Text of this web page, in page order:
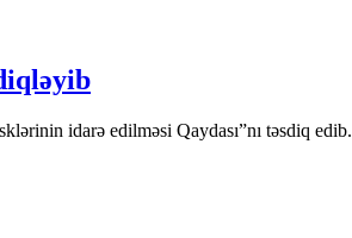
idarə edilməsi Qaydası”nı təsdiq edib.